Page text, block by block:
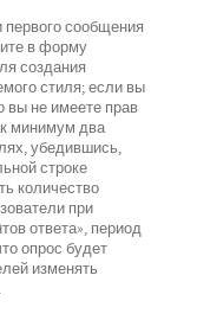
первого сообщения
в форму
создания
стиля; если вы
вы не имеете прав
минимум два
убедившись,
строке
количество
при
ответа», период
опрос будет
изменять